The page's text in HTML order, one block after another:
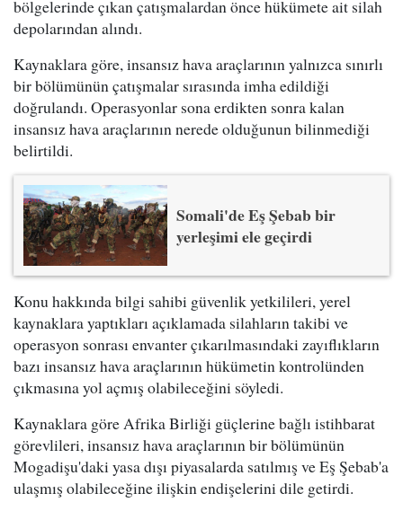
bölgelerinde çıkan çatışmalardan önce hükümete ait silah
depolarından alındı.
Kaynaklara göre, insansız hava araçlarının yalnızca sınırlı
bir bölümünün çatışmalar sırasında imha edildiği
doğrulandı. Operasyonlar sona erdikten sonra kalan
insansız hava araçlarının nerede olduğunun bilinmediği
belirtildi.
Somali'de Eş Şebab bir
yerleşimi ele geçirdi
Konu hakkında bilgi sahibi güvenlik yetkilileri, yerel
kaynaklara yaptıkları açıklamada silahların takibi ve
operasyon sonrası envanter çıkarılmasındaki zayıflıkların
bazı insansız hava araçlarının hükümetin kontrolünden
çıkmasına yol açmış olabileceğini söyledi.
Kaynaklara göre Afrika Birliği güçlerine bağlı istihbarat
görevlileri, insansız hava araçlarının bir bölümünün
Mogadişu'daki yasa dışı piyasalarda satılmış ve Eş Şebab'a
ulaşmış olabileceğine ilişkin endişelerini dile getirdi.